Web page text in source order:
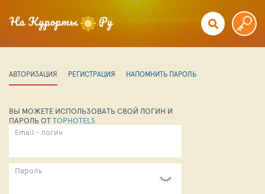
АВТОРИЗАЦИЯ РЕГИСТРАЦИЯ НАПОМНИТЬ ПАРОЛЬ
ВЫ МОЖЕТЕ ИСПОЛЬЗОВАТЬ СВОЙ ЛОГИН И
ПАРОЛЬ ОТTOPHOTELS
Email - логин
Пароль